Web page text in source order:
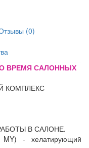
(0)
ВРЕМЯ САЛОННЫХ
КОМПЛЕКС
В САЛОНЕ.
- хелатирующий